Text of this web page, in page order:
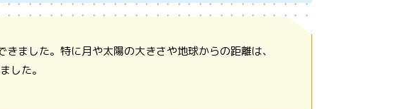
ました。特に月や太陽の大きさや地球からの距離は、
した。